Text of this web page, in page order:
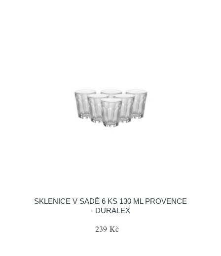
SKLENICE V SADĚ 6 KS 130 ML PROVENCE
- DURALEX
239 Kč